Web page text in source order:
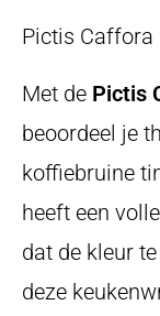
Pictis Caffora
Met de Pictis
beoordeel je
koffiebruine
heeft een
dat de kleur
deze